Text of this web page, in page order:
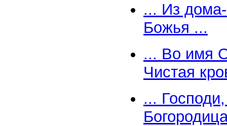
... Из
Божья ...
... Во имя
Чистая
...